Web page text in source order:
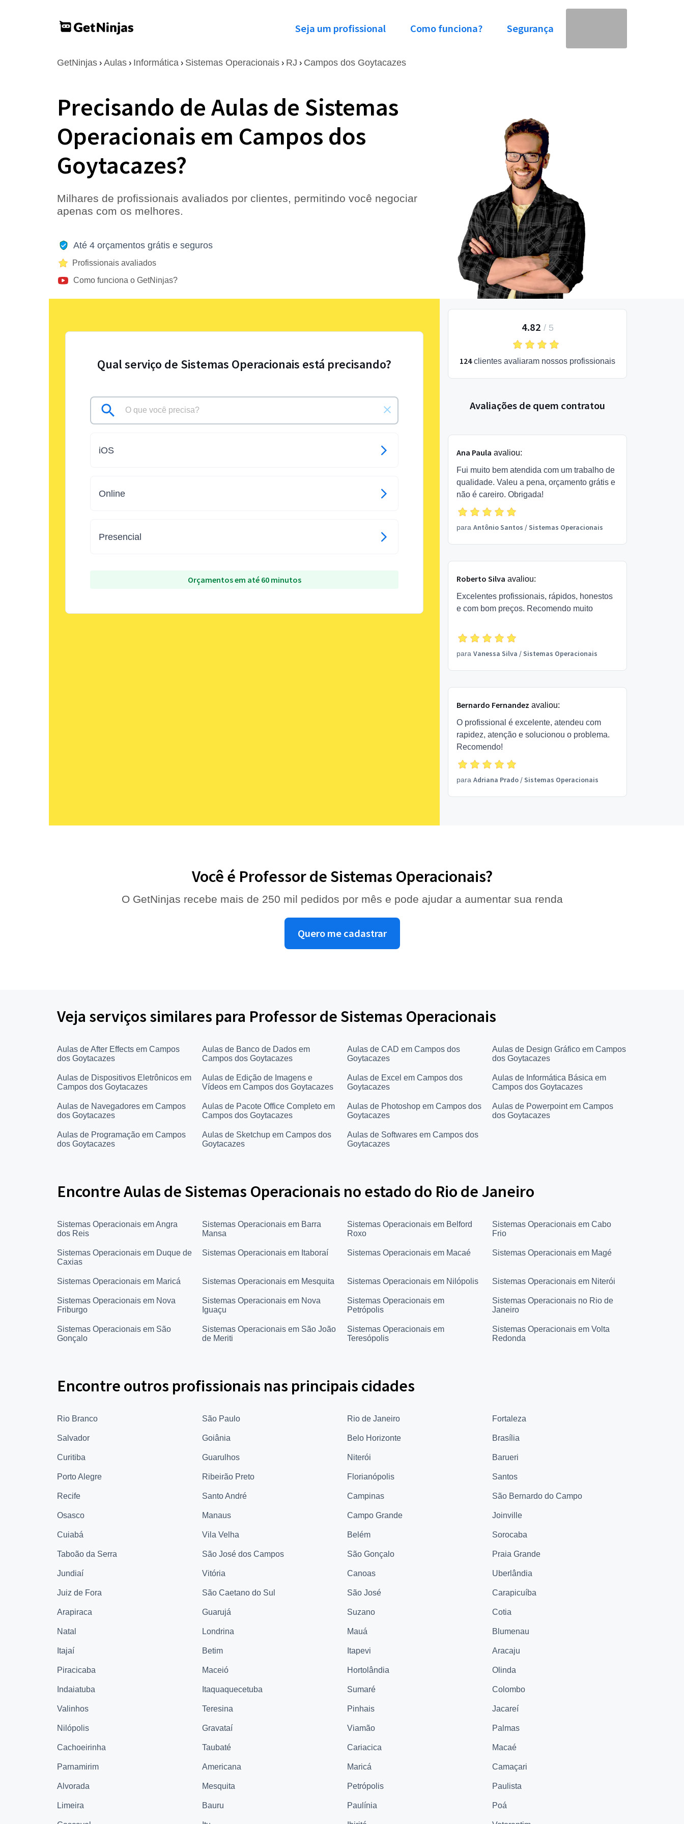
Seja um profissional Como funciona? Segurança
GetNinjas › Aulas › Informática › Sistemas Operacionais › RJ › Campos dos Goytacazes
Precisando de Aulas de Sistemas
Operacionais em Campos dos
Goytacazes?
Milhares de profissionais avaliados por clientes, permitindo você negociar
apenas com os melhores.
Até 4 orçamentos grátis e seguros
Profissionais avaliados
Como funciona o GetNinjas?
Qual serviço de Sistemas Operacionais está precisando?
iOS
Online
Presencial
Orçamentos em até 60 minutos
4.82 / 5
124clientes avaliaram nossos profissionais
Avaliações de quem contratou
Ana Paula avaliou:
Fui muito bem atendida com um trabalho de
qualidade. Valeu a pena, orçamento grátis e
não é careiro. Obrigada!
para Antônio Santos /Sistemas Operacionais
Roberto Silva avaliou:
Excelentes profissionais, rápidos, honestos
e com bom preços. Recomendo muito
para Vanessa Silva /Sistemas Operacionais
Bernardo Fernandez avaliou:
O profissional é excelente, atendeu com
rapidez, atenção e solucionou o problema.
Recomendo!
para Adriana Prado/Sistemas Operacionais
Você é Professor de Sistemas Operacionais?
O GetNinjas recebe mais de 250 mil pedidos por mês e pode ajudar a aumentar sua renda
Quero me cadastrar
Veja serviços similares para Professor de Sistemas Operacionais
Aulas de After Effects em Campos
dos Goytacazes
Aulas de Banco de Dados em
Campos dos Goytacazes
Aulas de CAD em Campos dos
Goytacazes
Aulas de Design Gráfico em Campos
dos Goytacazes
Aulas de Dispositivos Eletrônicos em
Campos dos Goytacazes
Aulas de Edição de Imagens e
Vídeos em Campos dos Goytacazes
Aulas de Excel em Campos dos
Goytacazes
Aulas de Informática Básica em
Campos dos Goytacazes
Aulas de Navegadores em Campos
dos Goytacazes
Aulas de Pacote Office Completo em
Campos dos Goytacazes
Aulas de Photoshop em Campos dos
Goytacazes
Aulas de Powerpoint em Campos
dos Goytacazes
Aulas de Programação em Campos
dos Goytacazes
Aulas de Sketchup em Campos dos
Goytacazes
Aulas de Softwares em Campos dos
Goytacazes
Encontre Aulas de Sistemas Operacionais no estado do Rio de Janeiro
Sistemas Operacionais em Angra
dos Reis
Sistemas Operacionais em Barra
Mansa
Sistemas Operacionais em Belford
Roxo
Sistemas Operacionais em Cabo
Frio
Sistemas Operacionais em Duque de
Caxias
Sistemas Operacionais em Itaboraí Sistemas Operacionais em Macaé Sistemas Operacionais em Magé
Sistemas Operacionais em Maricá Sistemas Operacionais em Mesquita Sistemas Operacionais em Nilópolis Sistemas Operacionais em Niterói
Sistemas Operacionais em Nova
Friburgo
Sistemas Operacionais em Nova
Iguaçu
Sistemas Operacionais em
Petrópolis
Sistemas Operacionais no Rio de
Janeiro
Sistemas Operacionais em São
Gonçalo
Sistemas Operacionais em São João
de Meriti
Sistemas Operacionais em
Teresópolis
Sistemas Operacionais em Volta
Redonda
Encontre outros profissionais nas principais cidades
Rio Branco São Paulo Rio de Janeiro Fortaleza
Salvador Goiânia Belo Horizonte Brasília
Curitiba Guarulhos Niterói Barueri
Porto Alegre Ribeirão Preto Florianópolis Santos
Recife Santo André Campinas São Bernardo do Campo
Osasco Manaus Campo Grande Joinville
Cuiabá Vila Velha Belém Sorocaba
Taboão da Serra São José dos Campos São Gonçalo Praia Grande
Jundiaí Vitória Canoas Uberlândia
Juiz de Fora São Caetano do Sul São José Carapicuíba
Arapiraca Guarujá Suzano Cotia
Natal Londrina Mauá Blumenau
Itajaí Betim Itapevi Aracaju
Piracicaba Maceió Hortolândia Olinda
Indaiatuba Itaquaquecetuba Sumaré Colombo
Valinhos Teresina Pinhais Jacareí
Nilópolis Gravataí Viamão Palmas
Cachoeirinha Taubaté Cariacica Macaé
Parnamirim Americana Maricá Camaçari
Alvorada Mesquita Petrópolis Paulista
Limeira Bauru Paulínia Poá